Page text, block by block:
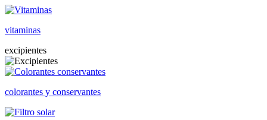
vitaminas
excipientes
colorantes y conservantes